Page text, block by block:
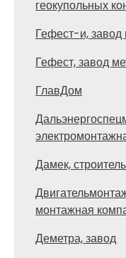
геокупольных
Гефест-и, завод
Гефест, завод
ГлавДом
Дамек,
монтажная
Деметра, завод